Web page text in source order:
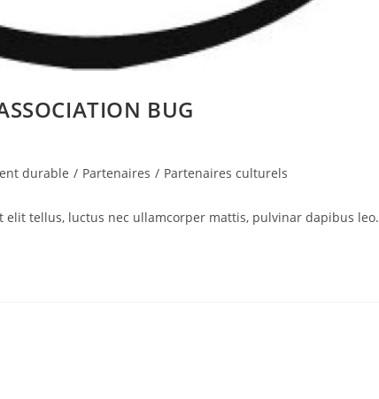
BUG
durable / Partenaires / Partenaires culturels
tellus, luctus nec ullamcorper mattis, pulvinar dapibus leo.